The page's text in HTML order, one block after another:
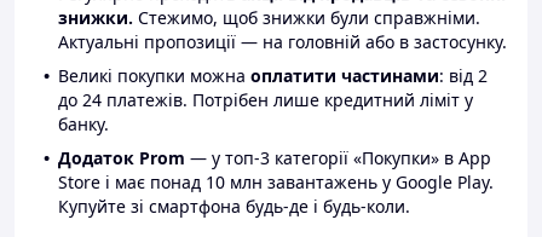
знижки. Стежимо, щоб знижки були справжніми.
Актуальні пропозиції — на головній або в застосунку.
Великі покупки можна оплатити частинами: від 2
до 24 платежів. Потрібен лише кредитний ліміт у
банку.
Додаток Prom — у топ-3 категорії «Покупки» в App
Store і має понад 10 млн завантажень у Google Play.
Купуйте зі смартфона будь-де і будь-коли.